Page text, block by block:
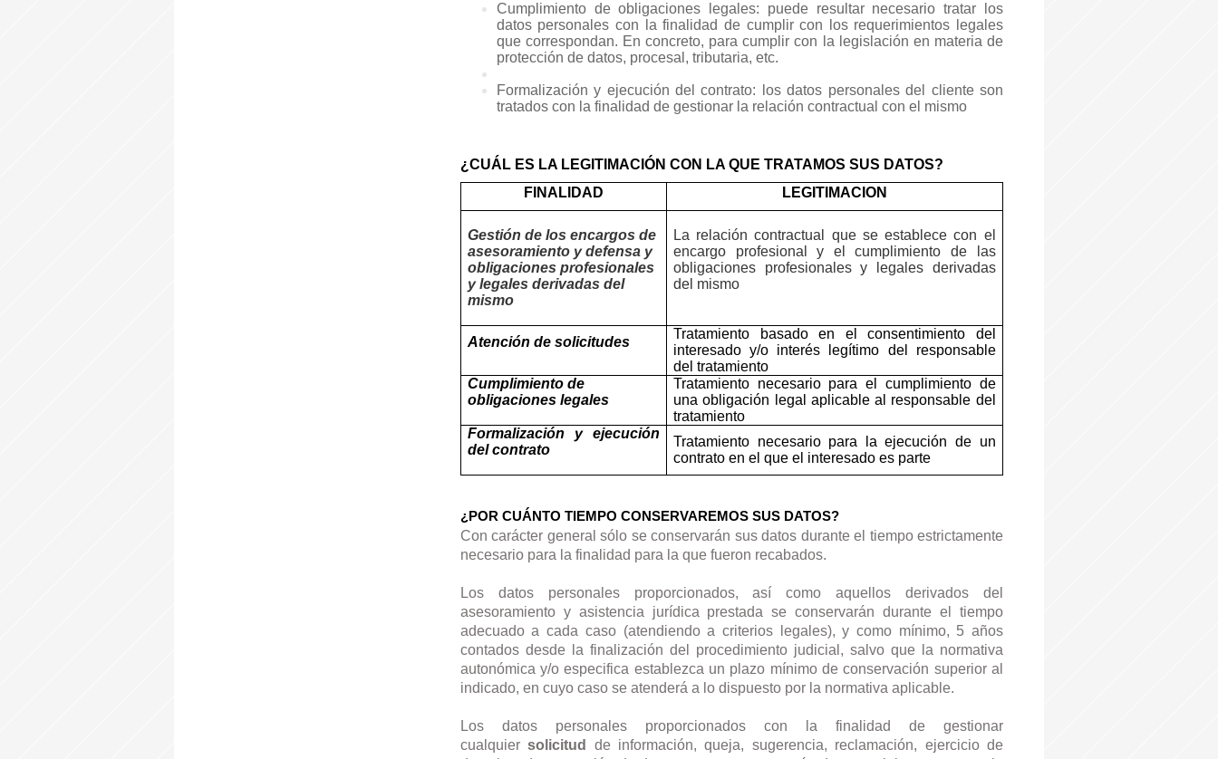
Cumplimiento de obligaciones legales:
puede resultar necesario tratar los
datos personales con la finalidad de cumplir con los requerimientos legales
que correspondan. En concreto, para cumplir con la legislación en materia de
protección de datos, procesal, tributaria, etc.
Formalización y ejecución del contrato:
los datos personales del cliente son
tratados con la finalidad de gestionar la relación contractual con el mismo
¿CUÁL ES LA LEGITIMACIÓN CON LA QUE TRATAMOS SUS DATOS?
FINALIDAD
LEGITIMACION
Gestión de los encargos de
asesoramiento y defensa y
obligaciones profesionales
y legales derivadas del
mismo
La relación contractual que se establece con el
encargo profesional y el cumplimiento de las
obligaciones profesionales y legales derivadas
del mismo
Atención de solicitudes
Tratamiento basado en el consentimiento del
interesado y/o interés legítimo del responsable
del tratamiento
Cumplimiento de
obligaciones legales
Tratamiento necesario para el cumplimiento de
una obligación legal aplicable al responsable del
tratamiento
Formalización y ejecución
del contrato
Tratamiento necesario para la ejecución de un
contrato en el que el interesado es parte
¿POR CUÁNTO TIEMPO CONSERVAREMOS SUS DATOS?
Con carácter general sólo se conservarán sus datos durante el tiempo estrictamente
necesario para la finalidad para la que fueron recabados.
Los datos personales proporcionados, así como aquellos derivados del
asesoramiento y asistencia jurídica prestada se conservarán durante el tiempo
adecuado a cada caso (atendiendo a criterios legales), y como mínimo, 5 años
contados desde la finalización del procedimiento judicial, salvo que la normativa
autonómica y/o especifica establezca un plazo mínimo de conservación superior al
indicado, en cuyo caso se atenderá a lo dispuesto por la normativa aplicable.
Los datos personales proporcionados con la finalidad de gestionar
cualquiersolicitud
de información, queja, sugerencia, reclamación, ejercicio de